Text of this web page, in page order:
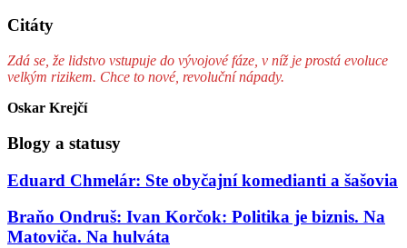
Citáty
Zdá se, že lidstvo vstupuje do vývojové fáze, v níž je prostá evoluce
velkým rizikem. Chce to nové, revoluční nápady.
Oskar Krejčí
Blogy a statusy
Eduard Chmelár: Ste obyčajní komedianti a šašovia
Braňo Ondruš: Ivan Korčok: Politika je biznis. Na
Matoviča. Na hulváta